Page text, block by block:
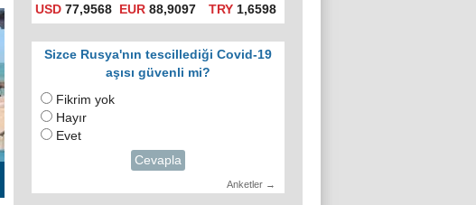
USD 77,9568 EUR 88,9097 TRY1,6598
Sizce Rusya'nın tescillediği Covid-19
aşısı güvenli mi?
Fikrim yok
Hayır
Evet
Cevapla
Anketler →